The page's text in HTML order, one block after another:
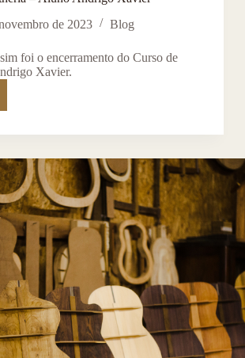
de 2023
Blog
foi o encerramento do Curso de
Xavier.